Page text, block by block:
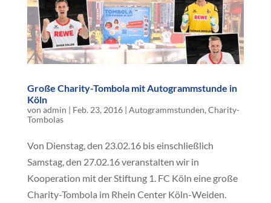
Große Charity-Tombola mit Autogrammstunde in
Köln
von admin | Feb. 23, 2016| Autogrammstunden, Charity-
Tombolas
Von Dienstag, den 23.02.16 bis einschließlich
Samstag, den 27.02.16 veranstalten wir in
Kooperation mit der Stiftung 1. FC Köln eine große
Charity-Tombola im Rhein Center Köln-Weiden.